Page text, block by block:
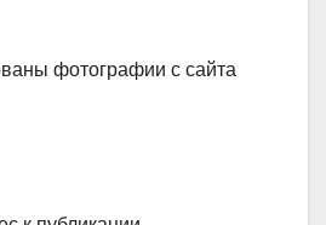
фотографии с сайта